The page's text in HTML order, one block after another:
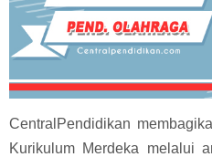
CentralPendidikan
Kurikulum Merdeka melalui